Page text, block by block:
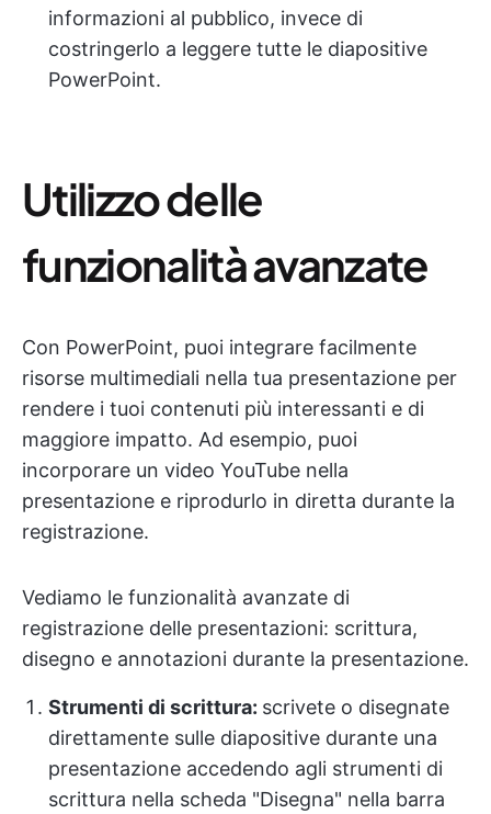
informazioni al pubblico, invece di
costringerlo a leggere tutte le diapositive
PowerPoint.
Utilizzo delle
funzionalità avanzate
Con PowerPoint, puoi integrare facilmente
risorse multimediali nella tua presentazione per
rendere i tuoi contenuti più interessanti e di
maggiore impatto. Ad esempio, puoi
incorporare un video YouTube nella
presentazione e riprodurlo in diretta durante la
registrazione.
Vediamo le funzionalità avanzate di
registrazione delle presentazioni: scrittura,
disegno e annotazioni durante la presentazione.
Strumenti di scrittura: scrivete o disegnate
direttamente sulle diapositive durante una
presentazione accedendo agli strumenti di
scrittura nella scheda "Disegna" nella barra